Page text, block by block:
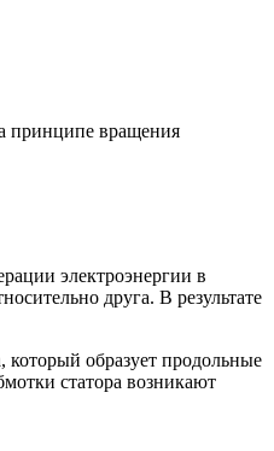
принципе вращения
электроэнергии в
друга. В результате
образует продольные
статора возникают